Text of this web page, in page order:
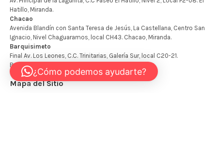
Mapa del Sitio
¿Cómo podemos ayudarte?